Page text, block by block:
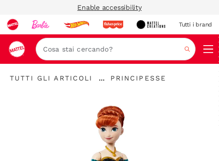
Enable accessibility
Tutti i brand
Cerca
TUTTI GLI ARTICOLI
...
barra
di
navigazione
PRINCIPESSE